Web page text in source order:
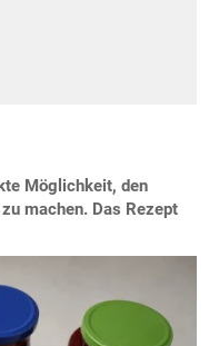
Möglichkeit, den
machen. Das Rezept